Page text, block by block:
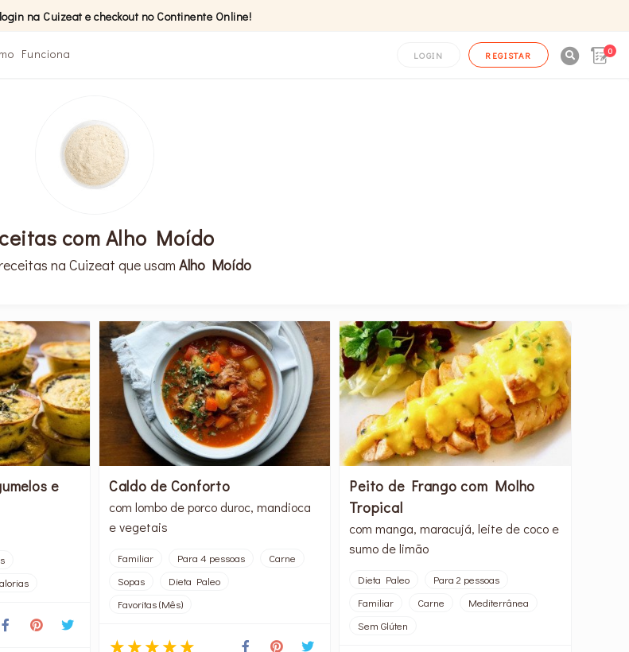
na Cuizeat e checkout no Continente Online!
Funciona LOGIN REGISTAR 0
com Alho Moído
na Cuizeat que usam Alho Moído
e
Caldo de Conforto
com lombo de porco duroc, mandioca
e vegetais
Familiar Para 4 pessoas
Carne
Sopas
Dieta Paleo
Favoritas (Mês)
Peito de Frango com Molho
Tropical
com manga, maracujá, leite de coco e
sumo de limão
Dieta Paleo
Para 2 pessoas
Familiar
Carne
Mediterrânea
Sem Glúten